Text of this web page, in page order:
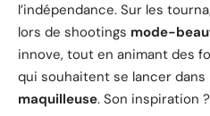
l’indépendance. Sur les
lors de shootings mode-
innove, tout en animant des
qui souhaitent se lancer dans
maquilleuse. Son inspiration